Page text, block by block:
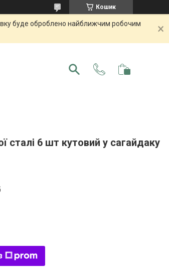
Кошик
буде оброблено найближчим робочим
сталі 6 шт кутовий у сагайдаку